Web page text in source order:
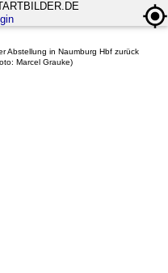
Abstellung in Naumburg Hbf zurück
Marcel Grauke)